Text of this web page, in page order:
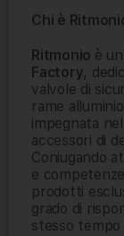
Chi è
Ritmonio è
Factory,
valvole di
rame
impegnata
accessori di
Coniugando
e
prodotti
grado di
stesso tempo